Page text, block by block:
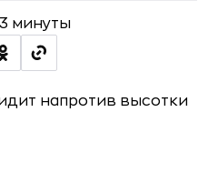
3 минуты